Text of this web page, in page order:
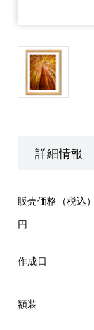
詳細情報
販売価格（税込）
円
作成日
額装